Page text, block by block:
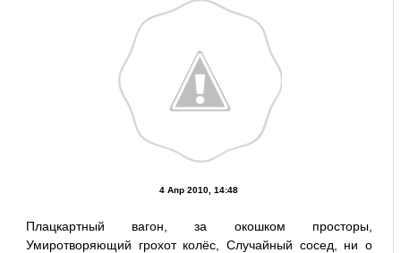
4 Апр 2010, 14:48
Плацкартный вагон, за окошком просторы,
Умиротворяющий грохот колёс, Случайный сосед, ни о